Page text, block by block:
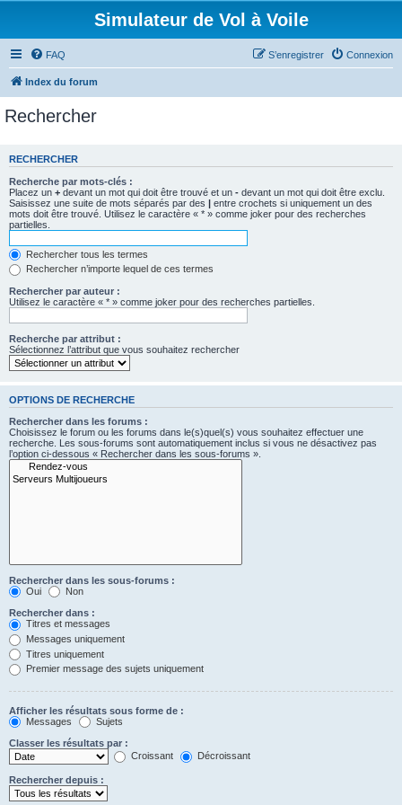
Simulateur de Vol à Voile
FAQ Connexion
S’enregistrer
Index du forum
Rechercher
RECHERCHER
Recherche par mots-clés :
Placez un + devant un mot qui doit être trouvé et un - devant un mot qui doit être exclu.
Saisissez une suite de mots séparés par des | entre crochets si uniquement un des
mots doit être trouvé. Utilisez le caractère « * » comme joker pour des recherches
partielles.
Rechercher tous les termes
Rechercher n’importe lequel de ces termes
Rechercher par auteur :
Utilisez le caractère « * » comme joker pour des recherches partielles.
Recherche par attribut :
Sélectionnez l’attribut que vous souhaitez rechercher
OPTIONS DE RECHERCHE
Rechercher dans les forums :
Choisissez le forum ou les forums dans le(s)quel(s) vous souhaitez effectuer une
recherche. Les sous-forums sont automatiquement inclus si vous ne désactivez pas
l’option ci-dessous « Rechercher dans les sous-forums ».
Rechercher dans les sous-forums :
Oui
Non
Rechercher dans :
Titres et messages
Messages uniquement
Titres uniquement
Premier message des sujets uniquement
Afficher les résultats sous forme de :
Messages
Sujets
Classer les résultats par :
Croissant
Décroissant
Rechercher depuis :